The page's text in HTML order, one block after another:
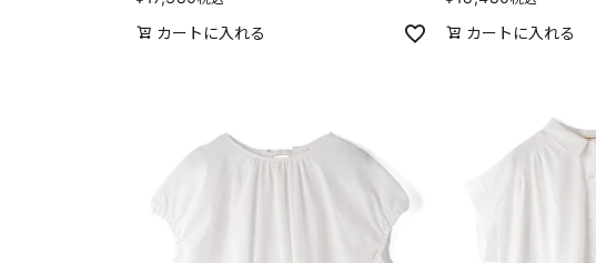
カートに入れる カートに入れる